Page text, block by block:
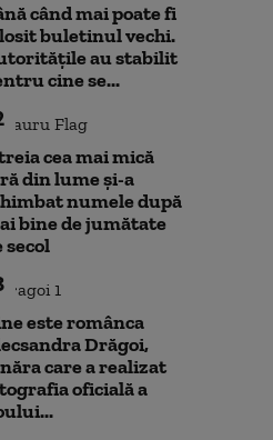
când mai poate fi
buletinul vechi.
au stabilit
cine se...
cea mai mică
din lume și-a
numele după
bine de jumătate
secol
este românca
Drăgoi,
care a realizat
oficială a